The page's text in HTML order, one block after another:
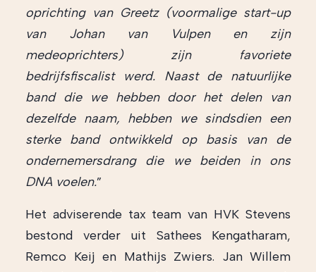
oprichting van Greetz (voormalige start-up
van Johan van Vulpen en zijn
medeoprichters) zijn favoriete
bedrijfsfiscalist werd. Naast de natuurlijke
band die we hebben door het delen van
dezelfde naam, hebben we sindsdien een
sterke band ontwikkeld op basis van de
ondernemersdrang die we beiden in ons
DNA voelen.”
Het adviserende tax team van HVK Stevens
bestond verder uit Sathees Kengatharam,
Remco Keij en Mathijs Zwiers. Jan Willem